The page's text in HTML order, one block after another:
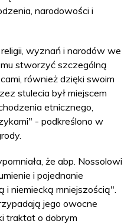
narodowości i
wyznań i narodów we
stworzyć szczególną
również dzięki swoim
stulecia był miejscem
etnicznego,
- podkreślono w
że abp. Nossolowi
i pojednanie
niemiecką mniejszością".
jego owocne
traktat o dobrym